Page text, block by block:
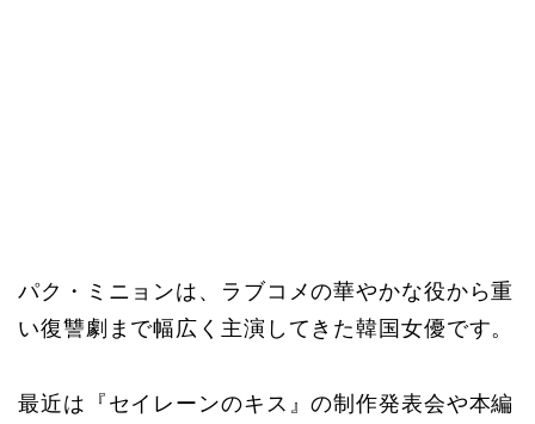
パク・ミニョンは、ラブコメの華やかな役から重
い復讐劇まで幅広く主演してきた韓国女優です。
最近は『セイレーンのキス』の制作発表会や本編